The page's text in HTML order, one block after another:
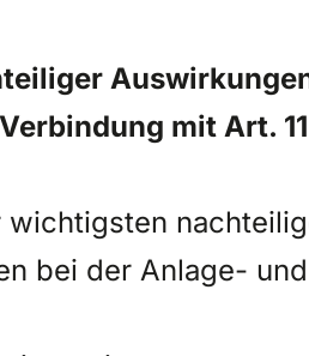
mit Art.
bei der Anlage- und